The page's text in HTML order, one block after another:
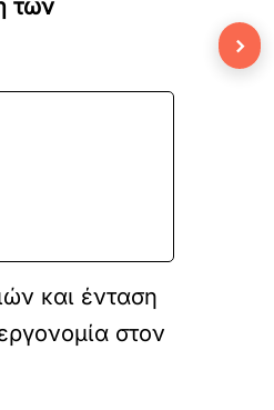
των
και ένταση
στον
›